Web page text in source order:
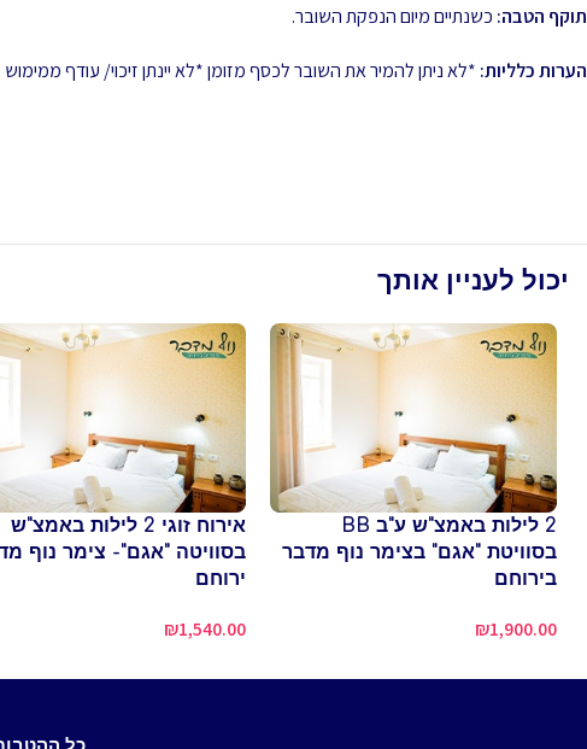
תוקף הטבה: כשנתיים מיום הנפקת השובר.
הערות כלליות: *לא ניתן להמיר את השובר לכסף מזומן *לא יינתן זיכוי/ עודף
יכול לעניין אותך
2 לילות באמצ"ש ע"ב BB
בסוויטת "אגם" בצימר נוף מדבר
בירוחם
₪1,900.00
אירוח זוגי 2 לילות באמצ"ש
בסוויטה "אגם"- צימר נוף
ירוחם
₪1,540.00